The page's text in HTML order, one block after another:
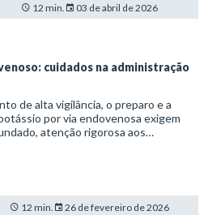
12 min. 03 de abril de 2026
cuidados na administração
de alta vigilância, o preparo e a
por via endovenosa exigem
atenção rigorosa aos
12 min. 26 de fevereiro de 2026